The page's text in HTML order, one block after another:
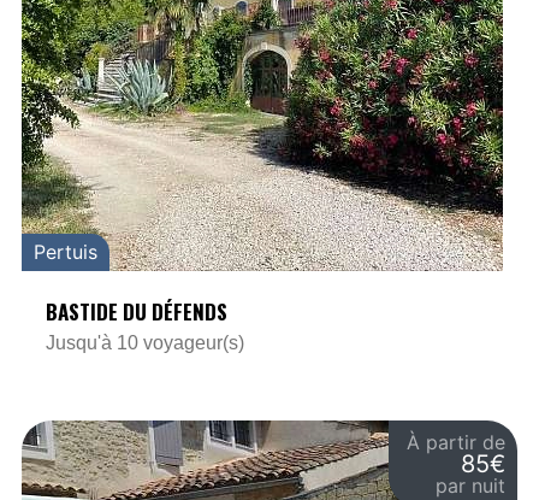
Pertuis
BASTIDE DU DÉFENDS
Jusqu'à 10 voyageur(s)
À partir de
85€
par nuit